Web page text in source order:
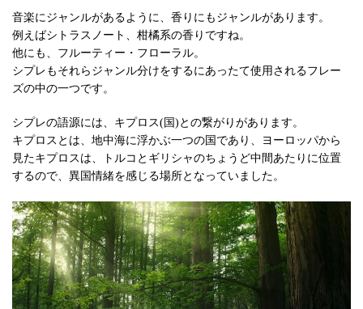
音楽にジャンルがあるように、香りにもジャンルがあります。
例えばシトラスノート、柑橘系の香りですね。
他にも、フルーティー・フローラル。
シプレもそれらジャンル分けをするにあったて使用されるフレー
ズの中の一つです。
シプレの語源には、キプロス(国)との繋がりがあります。
キプロスとは、地中海に浮かぶ一つの国であり、ヨーロッパから
見たキプロスは、トルコとギリシャのちょうど中間あたりに位置
するので、異国情緒を感じる場所となっていました。